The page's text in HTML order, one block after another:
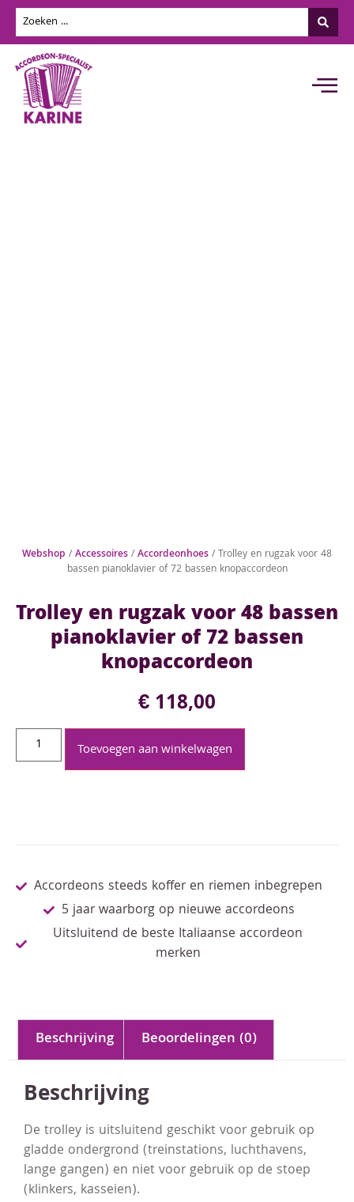
Webshop /Accessoires/Accordeonhoes/ Trolley en rugzak voor 48
bassen pianoklavier of 72 bassen knopaccordeon
Trolley en rugzak voor 48 bassen
pianoklavier of 72 bassen
knopaccordeon
€118,00
Toevoegen aan winkelwagen
Accordeons steeds koffer en riemen inbegrepen
5 jaar waarborg op nieuwe accordeons
Uitsluitend de beste Italiaanse accordeon
merken
Beschrijving Beoordelingen (0)
Beschrijving
De trolley is uitsluitend geschikt voor gebruik op
gladde ondergrond (treinstations, luchthavens,
lange gangen) en niet voor gebruik op de stoep
(klinkers, kasseien).